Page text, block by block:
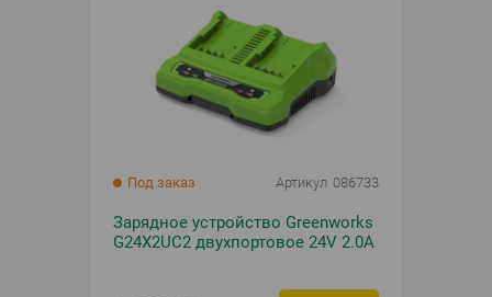
Под заказ Артикул 086733
Зарядное устройство Greenworks
G24X2UC2 двухпортовое 24V 2.0А